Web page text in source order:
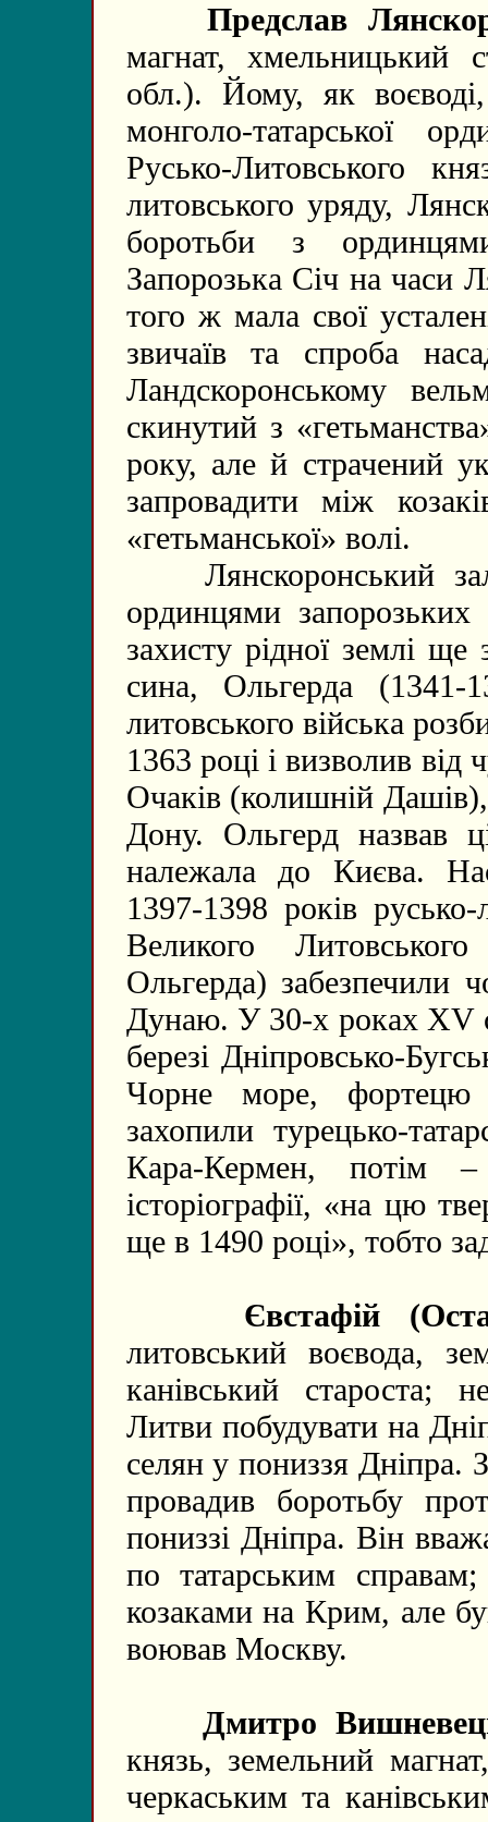
Предслав
магнат, хмельницький
обл.). Йому, як
монголо-татарської
Русько-Литовського
литовського уряду,
боротьби з
Запорозька Січ на часи
того ж мала свої
звичаїв та спроба
Ландскоронському
скинутий з
року, але й страчений
запровадити між
«гетьманської» волі.
Лянскоронський
ординцями запорозьких
захисту рідної землі ще
сина, Ольгерда (1341-
литовського війська
1363 році і визволив від
Очаків (колишній
Дону. Ольгерд назвав
належала до Києва.
1397-1398 років
Великого
Ольгерда) забезпечили
Дунаю. У 30-х роках ХV
березі Дніпровсько-
Чорне море,
захопили турецько-
Кара-Кермен, потім –
історіографії, «на цю
ще в 1490 році», тобто
Євстафій
литовський воєвода,
канівський староста;
Литви побудувати на
селян у пониззя Дніпра.
провадив боротьбу
пониззі Дніпра. Він
по татарським
козаками на Крим, але
воював Москву.
Дмитро
князь, земельний
черкаським та